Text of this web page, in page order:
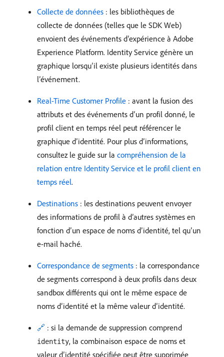
Collecte de données : les bibliothèques de
collecte de données (telles que le SDK Web)
envoient des événements d’expérience à Adobe
Experience Platform. Identity Service génère un
graphique lorsqu’il existe plusieurs identités dans
l’événement.
Real-Time Customer Profile : avant la fusion des
attributs et des événements d’un profil donné, le
profil client en temps réel peut référencer le
graphique d’identité. Pour plus d’informations,
consultez le guide sur la compréhension de la
relation entre Identity Service et le profil client en
temps réel.
Destinations : les destinations peuvent envoyer
des informations de profil à d’autres systèmes en
fonction d’un espace de noms d’identité, tel qu’un
e-mail haché.
Correspondance de segments : la correspondance
de segments correspond à deux profils dans deux
sandbox différents qui ont le même espace de
noms d’identité et la même valeur d’identité.
🔗 : si la demande de suppression comprend
identity, la combinaison espace de noms et
valeur d’identité spécifiée peut être supprimée